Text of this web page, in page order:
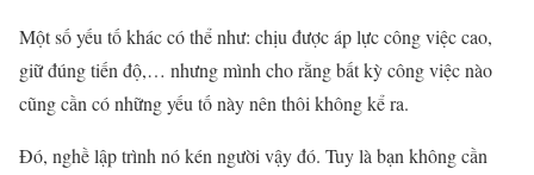
Một số yếu tố khác có thể như: chịu được áp lực công việc cao,
giữ đúng tiến độ,… nhưng mình cho rằng bất kỳ công việc nào
cũng cần có những yếu tố này nên thôi không kể ra.
Đó, nghề lập trình nó kén người vậy đó. Tuy là bạn không cần